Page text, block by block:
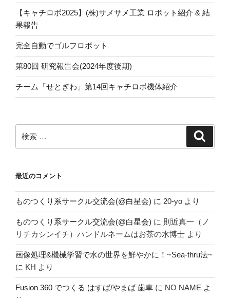
【キャチロボ2025】(株)サメサメ工業 ロボット紹介 & 結
果報告
完全自動でゴルフロボット
第80回 研究報告会(2024年度後期)
チーム「せとぎわ」第14回キャチロボ機体紹介
索:
最近のコメント
ものつくり系サークル交流会(@白星会) に 20-yo より
ものつくり系サークル交流会(@白星会) に 則近真一（ノ
リチカシンイチ）ハンドルネームはお茶の水博士 より
画像処理&機械学習で水の世界を鮮やかに！~Sea-thru法~
に KH より
Fusion 360 でつくる はすば/やまば 歯車 に NO NAME よ